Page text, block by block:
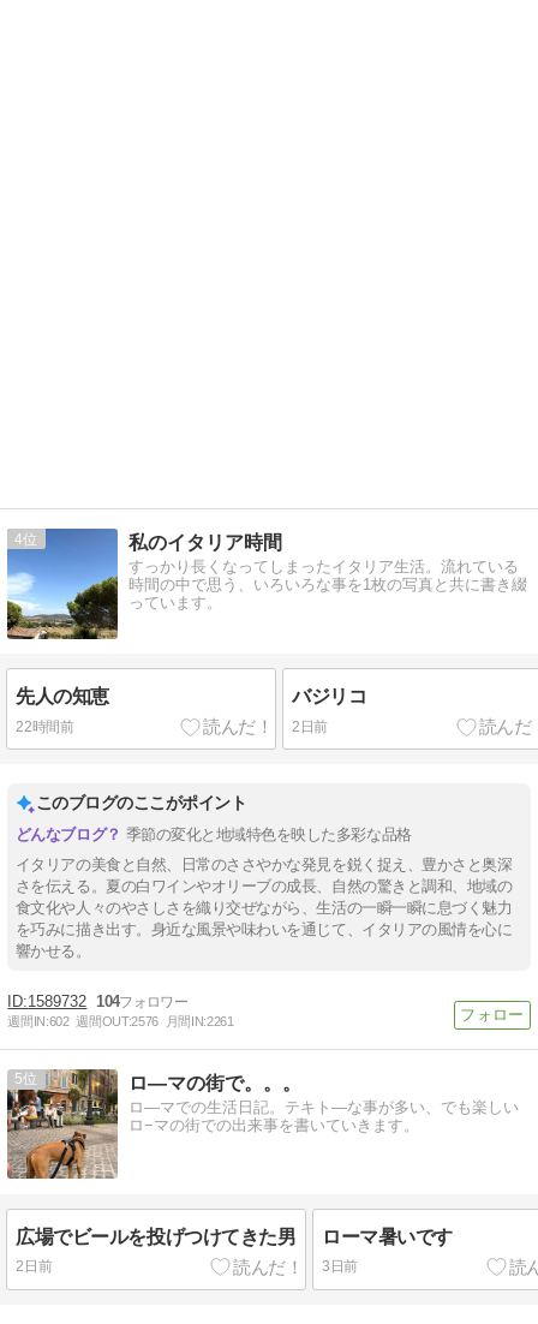
4 私のイタリア時間
すっかり長くなってしまったイタリア生活。流れている
時間の中で思う、いろいろな事を1枚の写真と共に書き綴
っています。
先人の知恵
22時間前
バジリコ
2日前
このブログのここがポイント
季節の変化と地域特色を映した多彩な品格
イタリアの美食と自然、日常のささやかな発見を鋭く捉え、豊かさと奥深
さを伝える。夏の白ワインやオリーブの成長、自然の驚きと調和、地域の
食文化や人々のやさしさを織り交ぜながら、生活の一瞬一瞬に息づく魅力
を巧みに描き出す。身近な風景や味わいを通じて、イタリアの風情を心に
響かせる。
1589732 104
週間IN:602 週間OUT:2576 月間IN:2261
5 ロ―マの街で。。。
ロ―マでの生活日記。テキト―な事が多い、でも楽しい
ロ−マの街での出来事を書いていきます。
広場でビールを投げつけてきた男
2日前
ローマ暑いです
3日前